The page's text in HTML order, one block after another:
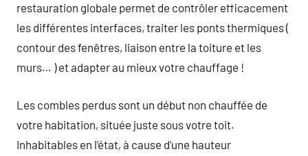
restauration globale permet de contrôler efficacement
les différentes interfaces, traiter les ponts thermiques (
contour des fenêtres, liaison entre la toiture et les
murs… ) et adapter au mieux votre chauffage !
Les combles perdus sont un début non chauffée de
votre habitation, située juste sous votre toit.
Inhabitables en l’état, à cause d’une hauteur